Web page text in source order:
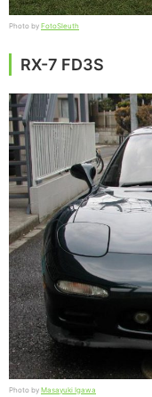
Photo by FotoSleuth
RX-7 FD3S
Photo by Masayuki Igawa